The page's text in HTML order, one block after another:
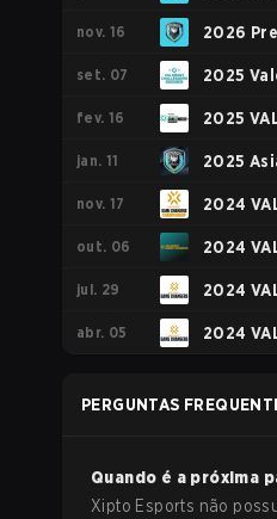
nov. 16 2026
set. 07 2025
Asia
fev. 16 2025
Asia:
jan. 11 2025
nov. 17 2024
out. 06 2024
jul. 29 2024
abr. 05 2024
PERGUNTAS
Quando é a próxima
Xipto Esports não